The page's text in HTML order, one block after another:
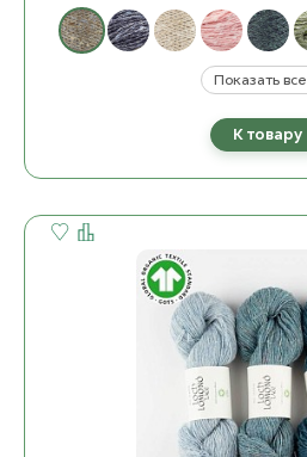
Показать все
К товару